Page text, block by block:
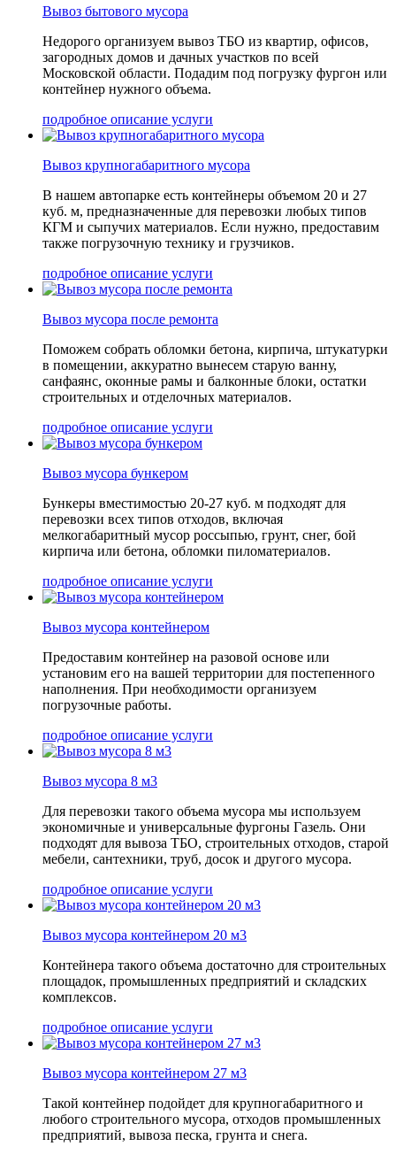
Вывоз бытового мусора
Недорого организуем вывоз ТБО из квартир, офисов,
загородных домов и дачных участков по всей
Московской области. Подадим под погрузку фургон или
контейнер нужного объема.
подробное описание услуги
Вывоз крупногабаритного мусора
В нашем автопарке есть контейнеры объемом 20 и 27
куб. м, предназначенные для перевозки любых типов
КГМ и сыпучих материалов. Если нужно, предоставим
также погрузочную технику и грузчиков.
подробное описание услуги
Вывоз мусора после ремонта
Поможем собрать обломки бетона, кирпича, штукатурки
в помещении, аккуратно вынесем старую ванну,
санфаянс, оконные рамы и балконные блоки, остатки
строительных и отделочных материалов.
подробное описание услуги
Вывоз мусора бункером
Бункеры вместимостью 20-27 куб. м подходят для
перевозки всех типов отходов, включая
мелкогабаритный мусор россыпью, грунт, снег, бой
кирпича или бетона, обломки пиломатериалов.
подробное описание услуги
Вывоз мусора контейнером
Предоставим контейнер на разовой основе или
установим его на вашей территории для постепенного
наполнения. При необходимости организуем
погрузочные работы.
подробное описание услуги
Вывоз мусора 8 м3
Для перевозки такого объема мусора мы используем
экономичные и универсальные фургоны Газель. Они
подходят для вывоза ТБО, строительных отходов, старой
мебели, сантехники, труб, досок и другого мусора.
подробное описание услуги
Вывоз мусора контейнером 20 м3
Контейнера такого объема достаточно для строительных
площадок, промышленных предприятий и складских
комплексов.
подробное описание услуги
Вывоз мусора контейнером 27 м3
Такой контейнер подойдет для крупногабаритного и
любого строительного мусора, отходов промышленных
предприятий, вывоза песка, грунта и снега.